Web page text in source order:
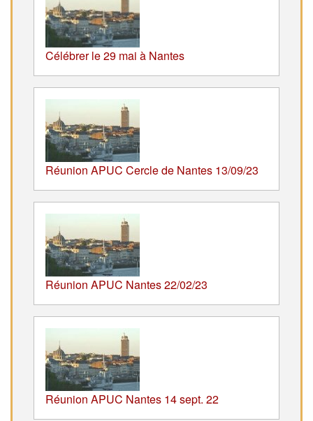
Célébrer le 29 mai à Nantes
Réunion APUC Cercle de Nantes 13/09/23
Réunion APUC Nantes 22/02/23
Réunion APUC Nantes 14 sept. 22